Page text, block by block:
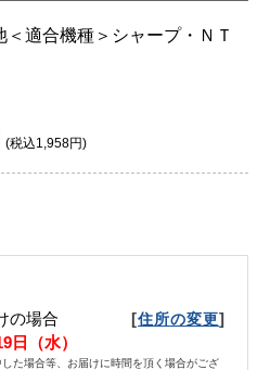
適合機種＞シャープ・ＮＴ
(税込1,958円)
の場合 [住所の変更]
日（水）
た場合等、お届けに時間を頂く場合がござ